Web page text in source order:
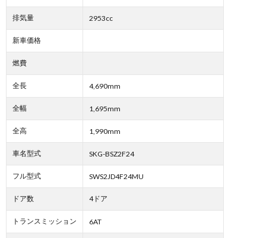
排気量 2953cc
新車価格
燃費
全長 4,690mm
全幅 1,695mm
全高 1,990mm
車名型式 SKG-BSZ2F24
フル型式 SWS2JD4F24MU
ドア数 4ドア
トランスミッション 6AT